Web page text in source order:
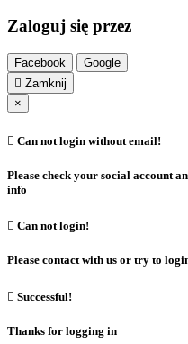
Zaloguj się przez
Facebook
Google
 Zamknij
×
 Can not login without email!
Please check your social account
info
 Can not login!
Please contact with us or try to
 Successful!
Thanks for logging in